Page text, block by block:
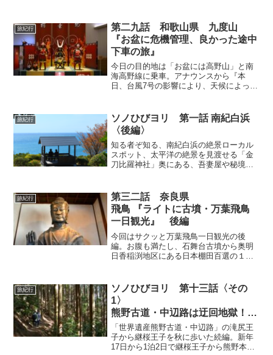
ワースポットと言える「上社前宮」のお
力を頂くドタバタ紀行の後編。
旅紀行
第二九話 和歌山県 九度山
『お盆に危機管理、良かった途中
下車の旅』
今日の目的地は「お盆には高野山」と南
海高野線に乗車。アナウンスから『本
日、台風7号の影響により、天候によって
まずい」と思い、どうするか・・・。考
えて「九度山駅」で途中下車の旅に変更
した。
旅紀行
ソノひびヨリ 第一話 南紀白浜
〈後編〉
知る者ぞ知る、南紀白浜の絶景ローカル
スポット、太平洋の絶景を見渡せる「金
刀比羅神社」奥にある、吾妻屋や秘境中
後、数日間にしか見られない「円月島」
の穴にポッカリ沈む特別な夕日も紹介。
旅紀行
第三二話 奈良県
飛鳥 『ライトに古墳・万葉飛鳥
一日観光』 後編
今回はサクッと万葉飛鳥一日観光の後
編。お腹も満たし、石舞台古墳から奥明
日香稲渕地区にある日本棚田百選の１つ
った「藁の物体」を見つけた？そして飛
鳥寺へ、撮影OKの日本最古の仏像・飛鳥
大仏を撮影。入館無料の奈良県立万葉文
化館を見学。
旅紀行
ソノひびヨリ 第十三話〈その
1〉
熊野古道・中辺路は迂回地獄！？
和歌山県 世界遺産熊野古道・中
辺路
「継桜王子〜農家民宿はる泊〜熊
「世界遺産熊野古道・中辺路」の滝尻王
子から継桜王子を秋に歩いた続編。新年
17日から1泊2日で継桜王子から熊野本宮